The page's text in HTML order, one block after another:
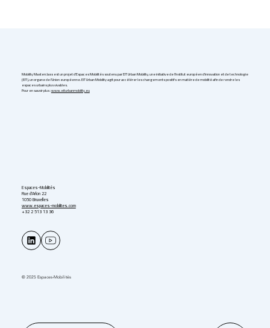
Mobility Masterclass est un projet d'Espaces Mobilités soutenu par EIT Urban Mobility, une initiative de l'Institut européen d'innovation et de technologie
(EIT), un organe de l'Union européenne. EIT Urban Mobility agit pour accélérer les changements positifs en matière de mobilité afin de rendre les
espaces urbains plus vivables.
Pour en savoir plus :www.eiturbanmobility.eu
Espaces-Mobilités
Rue d'Arlon 22
1050 Bruxelles
www.espaces-mobilites.com
+32 2 513 13 36
© 2025 Espaces-Mobilités